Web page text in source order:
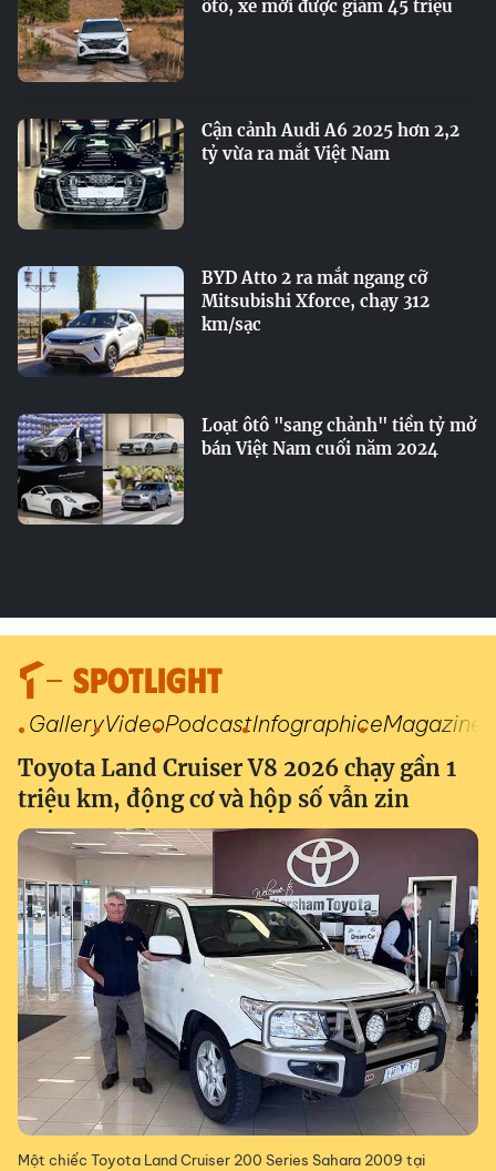
ôtô, xe mới được giảm 45 triệu
Cận cảnh Audi A6 2025 hơn 2,2
tỷ vừa ra mắt Việt Nam
BYD Atto 2 ra mắt ngang cỡ
Mitsubishi Xforce, chạy 312
km/sạc
Loạt ôtô "sang chảnh" tiền tỷ mở
bán Việt Nam cuối năm 2024
SPOTLIGHT
GalleryVideoPodcastInfographiceMagazine
Toyota Land Cruiser V8 2026 chạy gần 1
triệu km, động cơ và hộp số vẫn zin
Một chiếc Toyota Land Cruiser 200 Series Sahara 2009 tại